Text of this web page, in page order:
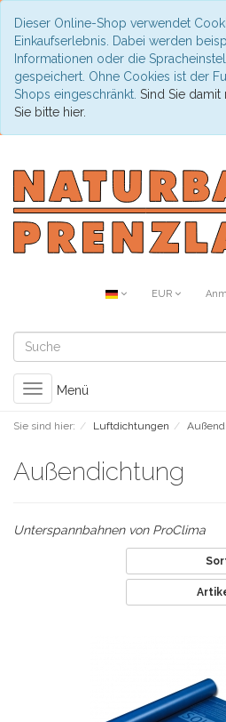
Dieser Online-Shop verwendet
Einkaufserlebnis. Dabei werden
Informationen oder die
gespeichert. Ohne Cookies ist der
Shops eingeschränkt. Sind Sie damit
Sie bitte hier.
EUR
Toggle
navigation
Menü
Sie sind hier: Luftdichtungen
Außendichtung
Unterspannbahnen von ProClima